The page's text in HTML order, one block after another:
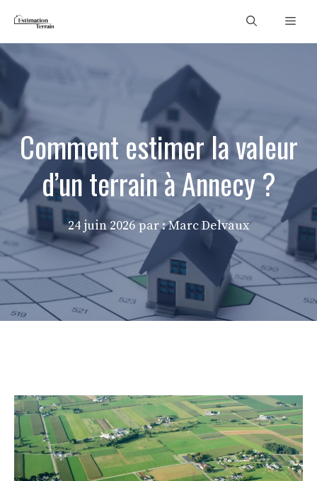
contenu
Comment estimer la valeur
d’un terrain à Annecy ?
24 juin 2026 par : Marc Delvaux